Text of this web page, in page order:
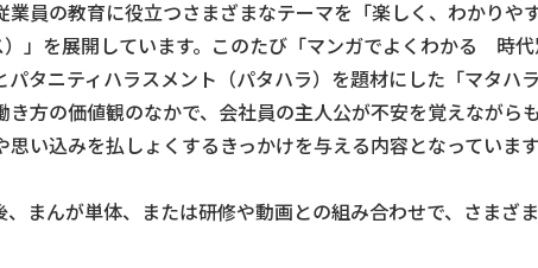
員の教育に役立つさまざまなテーマを「楽しく、わかり
」を展開しています。このたび「マンガでよくわかる 時
タニティハラスメント（パタハラ）を題材にした「マタ
方の価値観のなかで、会社員の主人公が不安を覚えなが
思い込みを払しょくするきっかけを与える内容となっています
まんが単体、または研修や動画との組み合わせで、さま